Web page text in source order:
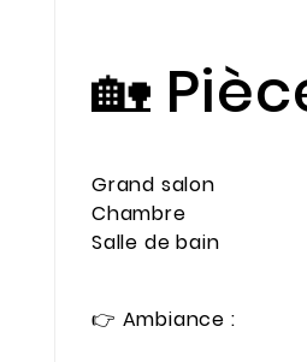
🏡
Grand salon
Chambre
Salle de bain
👉 Ambiance :